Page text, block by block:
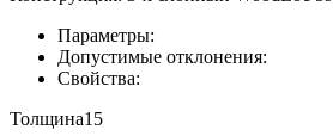
Параметры:
Допустимые отклонения:
Свойства:
Толщина15